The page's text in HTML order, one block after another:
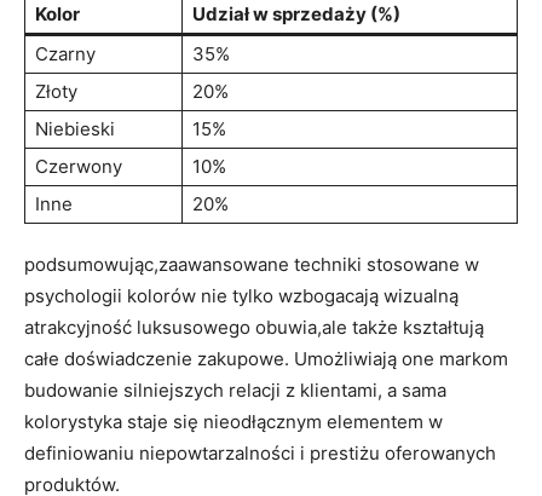
Kolor
Udział w sprzedaży (%)
Czarny
35%
Złoty
20%
Niebieski
15%
Czerwony
10%
Inne
20%
podsumowując,zaawansowane techniki stosowane w
psychologii kolorów nie tylko wzbogacają wizualną
atrakcyjność luksusowego obuwia,ale także kształtują
całe doświadczenie zakupowe. Umożliwiają one markom
budowanie silniejszych relacji z klientami, a sama
kolorystyka staje się nieodłącznym elementem w
definiowaniu niepowtarzalności i prestiżu oferowanych
produktów.